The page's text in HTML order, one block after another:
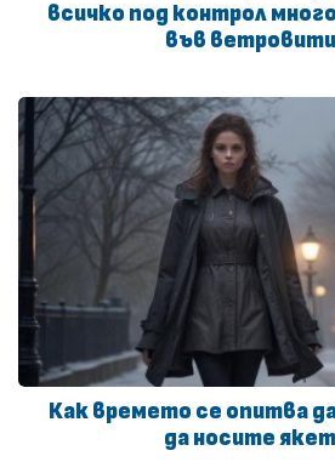
всичко под контрол
във
Как времето се опитва
да носите